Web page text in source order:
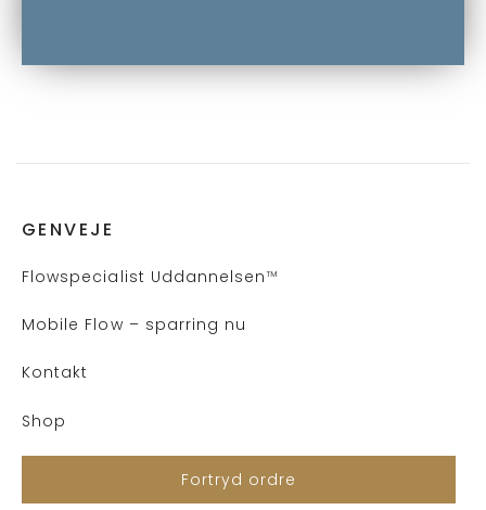
GENVEJE
Flowspecialist Uddannelsen™
Mobile Flow – sparring nu
Kontakt
Shop
Fortryd ordre